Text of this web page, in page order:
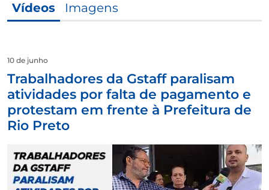
Imagens
Vídeos
10 de junho
Trabalhadores da Gstaff paralisam
atividades por falta de pagamento e
protestam em frente à Prefeitura de
Rio Preto